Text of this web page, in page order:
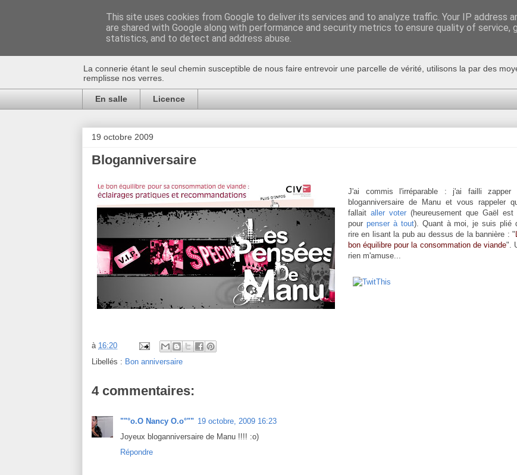
Au bistro !
La connerie étant le seul chemin susceptible de nous faire entrevoir une parcelle de vérité, utilisons la par des
remplisse nos verres.
En salle Licence
19 octobre 2009
Bloganniversaire
J'ai commis l'irréparable : j'ai failli zapper
bloganniversaire de Manu et vous rappeler
fallait aller voter (heureusement que Gaël est
pour penser à tout). Quant à moi, je suis plié
rire en lisant la pub au dessus de la bannière : "
bon équilibre pour la consommation de viande".
rien m'amuse...
à 16:20
Libellés : Bon anniversaire
4 commentaires:
""°o.O Nancy O.o°"" 19 octobre, 2009 16:23
Joyeux bloganniversaire de Manu !!!! :o)
Répondre
This site uses cookies from Google to deliver its services and to analyze traffic. Your IP address
are shared with Google along with performance and security metrics to ensure quality of service,
statistics, and to detect and address abuse.